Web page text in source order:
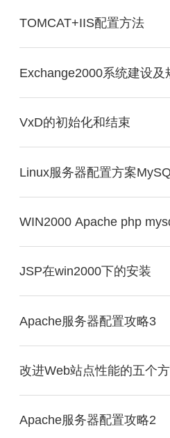
TOMCAT+IIS配置方法
Exchange2000系统建设及
VxD的初始化和结束
Linux服务器配置方案
WIN2000 Apache php
JSP在win2000下的安装
Apache服务器配置攻略3
改进Web站点性能的五个
Apache服务器配置攻略2